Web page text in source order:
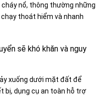
cháy nổ, thông thường những
thoát hiểm và nhanh
sẽ khó khăn và nguy
xuống dưới mặt đất để
bị, dụng cụ an toàn hỗ trợ